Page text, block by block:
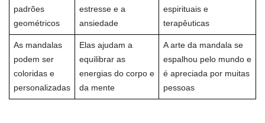
padrões
geométricos
estresse e a
ansiedade
espirituais e
terapêuticas
As mandalas
podem ser
coloridas e
personalizadas
Elas ajudam a
equilibrar as
energias do corpo e
da mente
A arte da mandala se
espalhou pelo mundo e
é apreciada por muitas
pessoas